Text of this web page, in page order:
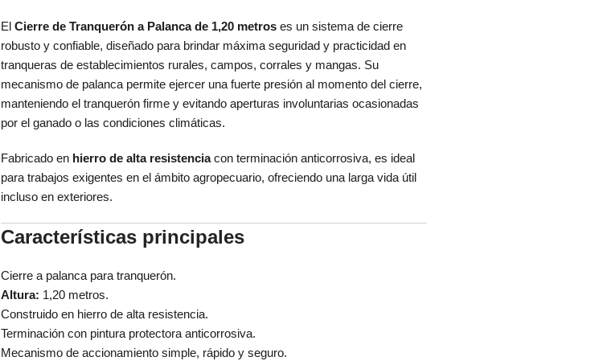
El Cierre de Tranquerón a Palanca de 1,20 metros es un sistema de cierre
robusto y confiable, diseñado para brindar máxima seguridad y practicidad en
tranqueras de establecimientos rurales, campos, corrales y mangas. Su
mecanismo de palanca permite ejercer una fuerte presión al momento del cierre,
manteniendo el tranquerón firme y evitando aperturas involuntarias ocasionadas
por el ganado o las condiciones climáticas.
Fabricado en hierro de alta resistenciacon terminación anticorrosiva, es ideal
para trabajos exigentes en el ámbito agropecuario, ofreciendo una larga vida útil
incluso en exteriores.
Características principales
Cierre a palanca para tranquerón.
Altura: 1,20 metros.
Construido en hierro de alta resistencia.
Terminación con pintura protectora anticorrosiva.
Mecanismo de accionamiento simple, rápido y seguro.